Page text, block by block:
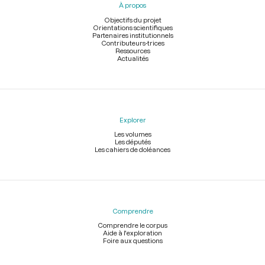
À propos
Objectifs du projet
Orientations scientifiques
Partenaires institutionnels
Contributeurs-trices
Ressources
Actualités
Explorer
Les volumes
Les députés
Les cahiers de doléances
Comprendre
Comprendre le corpus
Aide à l'exploration
Foire aux questions